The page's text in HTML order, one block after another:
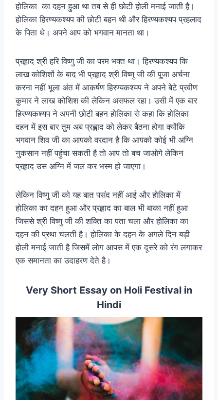
होलिका का दहन हुआ था तब से ही छोटी होली मनाई जाती है।
होलिका हिरण्यकश्यप की छोटी बहन थी और हिरण्यकश्यप प्रहलाद
के पिता थे। अपने आप को भगवान मानता था।
प्रह्लाद श्री हरि विष्णु जी का परम भक्त था। हिरण्यकश्यप कि
लाख कोशिशों के बाद भी प्रह्लाद श्री विष्णु जी की पूजा अर्चना
करना नहीं भूला अंत में आकर्षण हिरण्यकश्यप ने अपने बेटे प्रवीण
कुमार ने लाख कोशिश की लेकिन असफल रहा। उसी में एक बार
हिरण्यकश्यप ने अपनी छोटी बहन होलिका से कहा कि होलिका
दहन में इस बार तुम अब प्रह्लाद को लेकर बैठना होगा क्योंकि
भगवान शिव जी का आपको वरदान है कि आपको कोई भी अग्नि
नुकसान नहीं पहुंचा सकती है तो आप तो बच जाओगे लेकिन
प्रह्लाद उस अग्नि में जल कर भस्म हो जाएगा।
लेकिन विष्णु जी को यह बात पसंद नहीं आई और होलिका में
होलिका का दहन हुआ और प्रह्लाद का बाल भी बाका नहीं हुआ
जिससे श्री विष्णु जी की शक्ति का पता चला और होलिका का
दहन की प्रथा चलती है। होलिका के दहन के अगले दिन बड़ी
होली मनाई जाती है जिसमें लोग आपस में एक दूसरे को रंग लगाकर
एक समानता का उदाहरण देते है।
Very Short Essay on Holi Festival in
Hindi